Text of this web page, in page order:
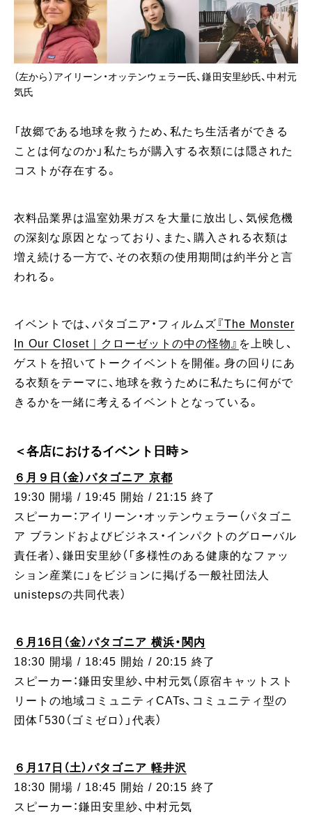
（左から）アイリーン・オッテンウェラー氏、鎌田安里紗氏、中村元
気氏
「故郷である地球を救うため、私たち生活者ができる
ことは何なのか」私たちが購入する衣類には隠された
コストが存在する。
衣料品業界は温室効果ガスを大量に放出し、気候危機
の深刻な原因となっており、また、購入される衣類は
増え続ける一方で、その衣類の使用期間は約半分と言
われる。
イベントでは、パタゴニア・フィルムズ 『The Monster
In Our Closet｜クローゼットの中の怪物』 を上映し、
ゲストを招いてトークイベントを開催。身の回りにあ
る衣類をテーマに、地球を救うために私たちに何がで
きるかを一緒に考えるイベントとなっている。
＜各店におけるイベント日時＞
６月９日（金）パタゴニア 京都
19:30 開場 / 19:45 開始 / 21:15 終了
スピーカー：アイリーン・オッテンウェラー（パタゴニ
ア ブランドおよびビジネス・インパクトのグローバル
責任者）、鎌田安里紗（「多様性のある健康的なファッ
ション産業に」をビジョンに掲げる一般社団法人
unistepsの共同代表）
６月16日（金）パタゴニア 横浜・関内
18:30 開場 / 18:45 開始 / 20:15 終了
スピーカー：鎌田安里紗、中村元気（原宿キャットスト
リートの地域コミュニティCATs、コミュニティ型の
団体「530（ゴミゼロ）」代表）
６月17日（土）パタゴニア 軽井沢
18:30 開場 / 18:45 開始 / 20:15 終了
スピーカー：鎌田安里紗、中村元気